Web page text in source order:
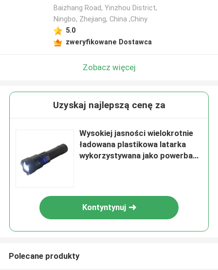
Baizhang Road, Yinzhou District,
Ningbo, Zhejiang, China ,Chiny
5.0
zweryfikowane Dostawca
Zobacz więcej
Uzyskaj najlepszą cenę za
Wysokiej jasności wielokrotnie
ładowana plastikowa latarka
wykorzystywana jako powerbank
Kontyntynuj
Polecane produkty